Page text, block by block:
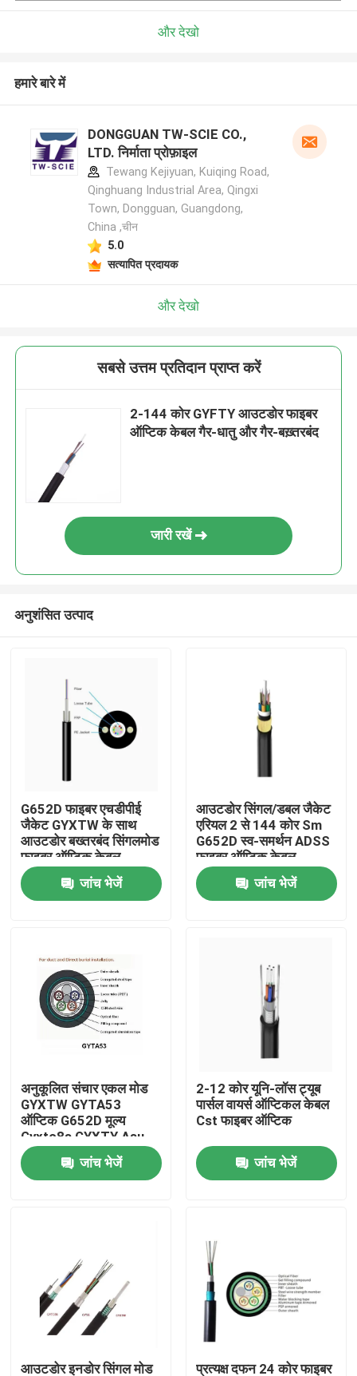
उत्पादों
हमारे बारे में
गुणवत्ता नियंत्रण
संपर्क करें
आउटडोर फाइबर ऑप्टिक केबल
इंडोर फाइबर ऑप्टिक केबल
फाइबर ऑप्टिक केबल
और देखो
हमारे बारे में
DONGGUAN TW-SCIE CO.,
LTD. निर्माता प्रोफ़ाइल
Tewang Kejiyuan, Kuiqing Road,
Qinghuang Industrial Area, Qingxi
Town, Dongguan, Guangdong,
China ,चीन
5.0
सत्यापित प्रदायक
और देखो
सबसे उत्तम प्रतिदान प्राप्त करें
2-144 कोर GYFTY आउटडोर फाइबर
ऑप्टिक केबल गैर-धातु और गैर-बख़्तरबंद
जारी रखें
अनुशंसित उत्पाद
G652D फाइबर एचडीपीई
जैकेट GYXTW के साथ
आउटडोर बख्तरबंद सिंगलमोड
फाइबर ऑप्टिक केबल
जांच भेजें
आउटडोर सिंगल/डबल जैकेट
एरियल 2 से 144 कोर Sm
G652D स्व-समर्थन ADSS
फाइबर ऑप्टिक केबल
जांच भेजें
अनुकूलित संचार एकल मोड
GYXTW GYTA53
ऑप्टिक G652D मूल्य
Gyxtc8s GYXTY Asu
फाइबर केबल
जांच भेजें
2-12 कोर यूनि-लॉस ट्यूब
पार्सल वायर्स ऑप्टिकल केबल
Cst फाइबर ऑप्टिक
जांच भेजें
आउटडोर इनडोर सिंगल मोड प्रत्यक्ष दफन 24 कोर फाइबर